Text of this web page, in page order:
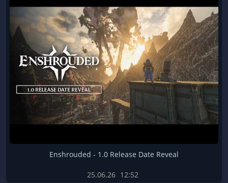
Enshrouded - 1.0 Release Date Reveal
25.06.26 12:52